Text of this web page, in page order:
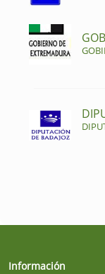
Información